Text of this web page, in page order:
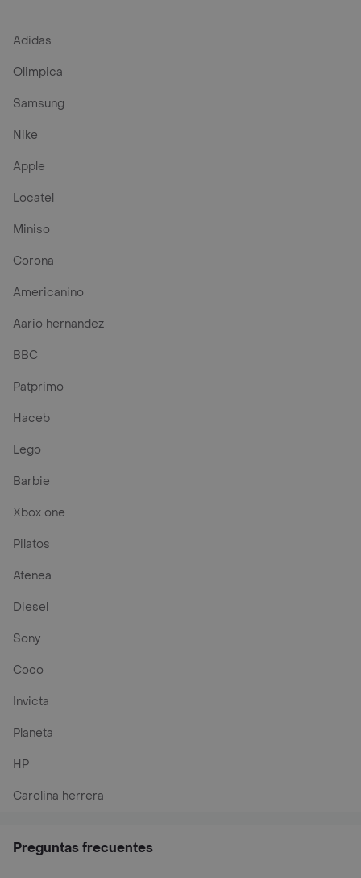
Adidas
Olimpica
Samsung
Nike
Apple
Locatel
Miniso
Corona
Americanino
Aario hernandez
BBC
Patprimo
Haceb
Lego
Barbie
Xbox one
Pilatos
Atenea
Diesel
Sony
Coco
Invicta
Planeta
HP
Carolina herrera
Preguntas frecuentes